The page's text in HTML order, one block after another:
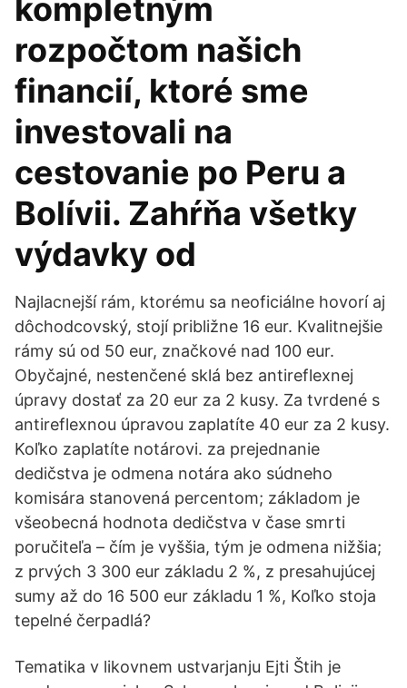
kompletným
rozpočtom našich
financií, ktoré sme
investovali na
cestovanie po Peru a
Bolívii. Zahŕňa všetky
výdavky od
Najlacnejší rám, ktorému sa neoficiálne hovorí aj
dôchodcovský, stojí približne 16 eur. Kvalitnejšie
rámy sú od 50 eur, značkové nad 100 eur.
Obyčajné, nestenčené sklá bez antireflexnej
úpravy dostať za 20 eur za 2 kusy. Za tvrdené s
antireflexnou úpravou zaplatíte 40 eur za 2 kusy.
Koľko zaplatíte notárovi. za prejednanie
dedičstva je odmena notára ako súdneho
komisára stanovená percentom; základom je
všeobecná hodnota dedičstva v čase smrti
poručiteľa – čím je vyššia, tým je odmena nižšia;
z prvých 3 300 eur základu 2 %, z presahujúcej
sumy až do 16 500 eur základu 1 %, Koľko stoja
tepelné čerpadlá?
Tematika v likovnem ustvarjanju Ejti Štih je